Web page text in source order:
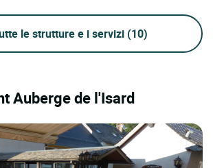
le strutture e i servizi (10)
Auberge de l'Isard